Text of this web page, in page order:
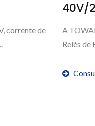
corrente de
40V/
A
Relés de